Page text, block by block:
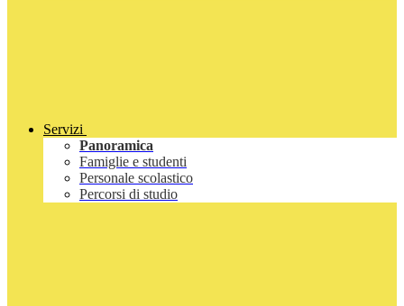
Servizi
Panoramica
Famiglie e studenti
Personale scolastico
Percorsi di studio